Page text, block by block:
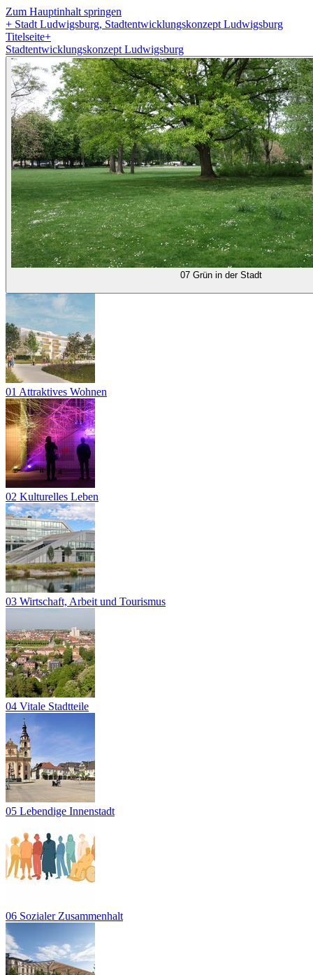
Zum Hauptinhalt springen
+ Stadt Ludwigsburg, Stadtentwicklungskonzept Ludwigsburg
Titelseite+
Stadtentwicklungskonzept Ludwigsburg
07 Grün in der Stadt
01 Attraktives Wohnen
02 Kulturelles Leben
03 Wirtschaft, Arbeit und Tourismus
04 Vitale Stadtteile
05 Lebendige Innenstadt
06 Sozialer Zusammenhalt